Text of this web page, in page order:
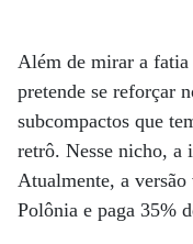
Além de mirar a
pretende se reforçar
subcompactos que
retrô. Nesse nicho, a
Atualmente, a
Polônia e paga 35%